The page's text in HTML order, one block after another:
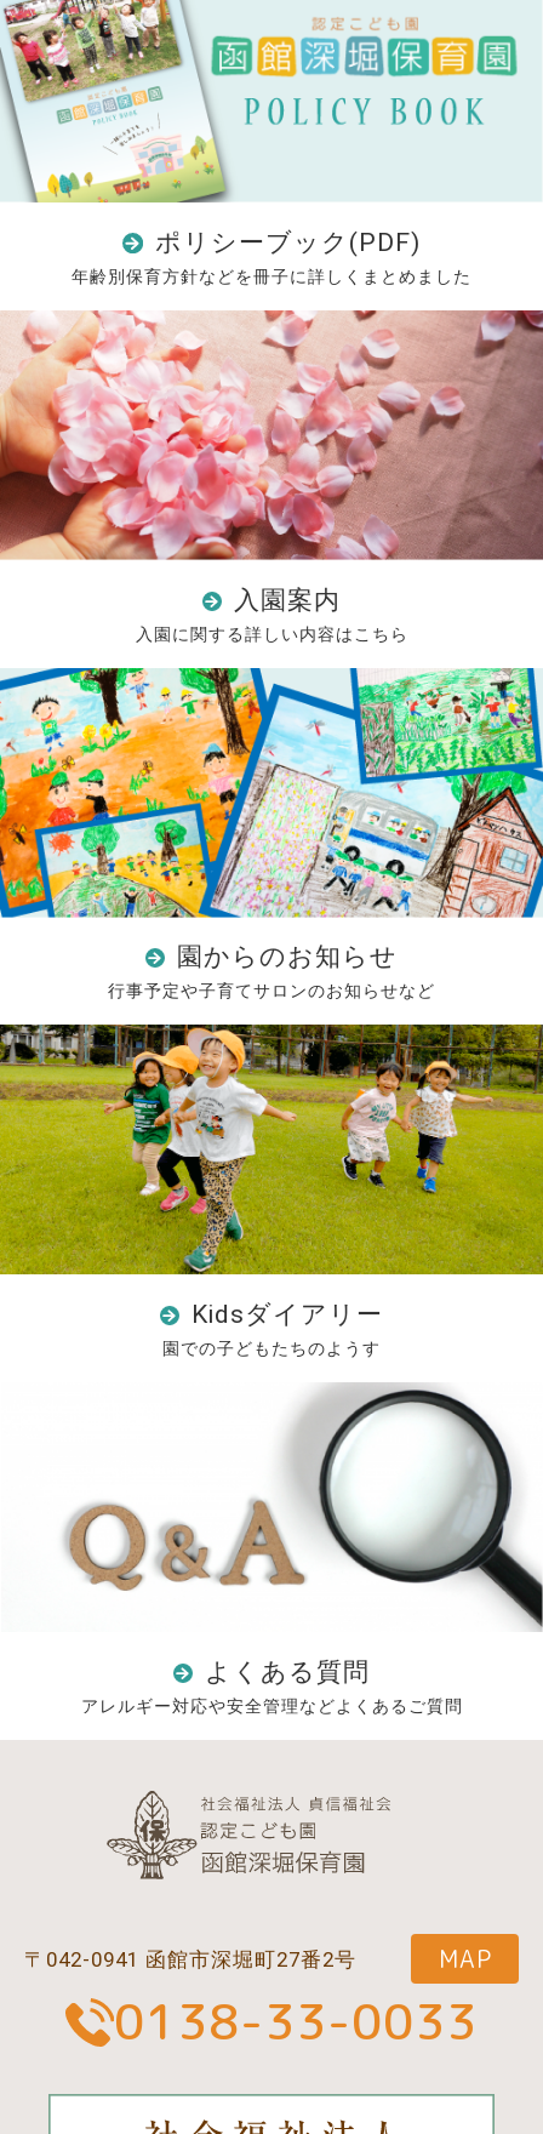
ポリシーブック(PDF)
年齢別保育方針などを冊子に詳しくまとめました
入園案内
入園に関する詳しい内容はこちら
園からのお知らせ
行事予定や子育てサロンのお知らせなど
Kidsダイアリー
園での子どもたちのようす
よくある質問
アレルギー対応や安全管理などよくあるご質問
〒042-0941 函館市深堀町27番2号 MAP
0138-33-0033